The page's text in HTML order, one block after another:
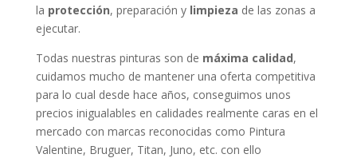
la protección, preparación y limpieza de las zonas a
ejecutar.
Todas nuestras pinturas son de máxima calidad,
cuidamos mucho de mantener una oferta competitiva
para lo cual desde hace años, conseguimos unos
precios inigualables en calidades realmente caras en el
mercado con marcas reconocidas como Pintura
Valentine, Bruguer, Titan, Juno, etc. con ello